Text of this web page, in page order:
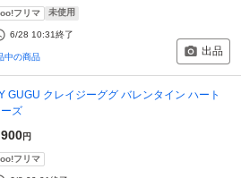
フリマ 未使用
6/28 10:31終了
中の商品 出品
GUGU クレイジーググ バレンタイン ハート
ズ
円
フリマ